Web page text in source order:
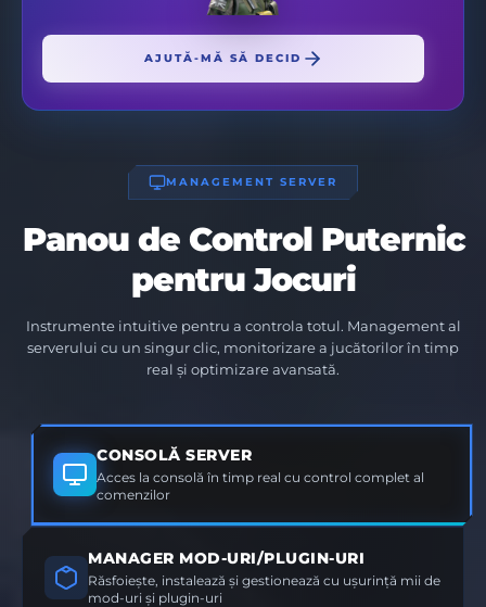
AJUTĂ-MĂ SĂ DECID
MANAGEMENT SERVER
Panou de Control Puternic
pentru Jocuri
Instrumente intuitive pentru a controla totul. Management al
serverului cu un singur clic, monitorizare a jucătorilor în timp
real și optimizare avansată.
CONSOLĂ SERVER
Acces la consolă în timp real cu control complet al
comenzilor
MANAGER MOD-URI/PLUGIN-URI
Răsfoiește, instalează și gestionează cu ușurință mii de
mod-uri și plugin-uri